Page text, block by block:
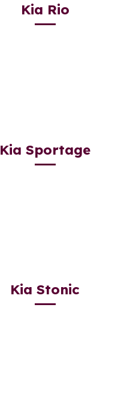
Kia Rio
Kia Sportage
Kia Stonic